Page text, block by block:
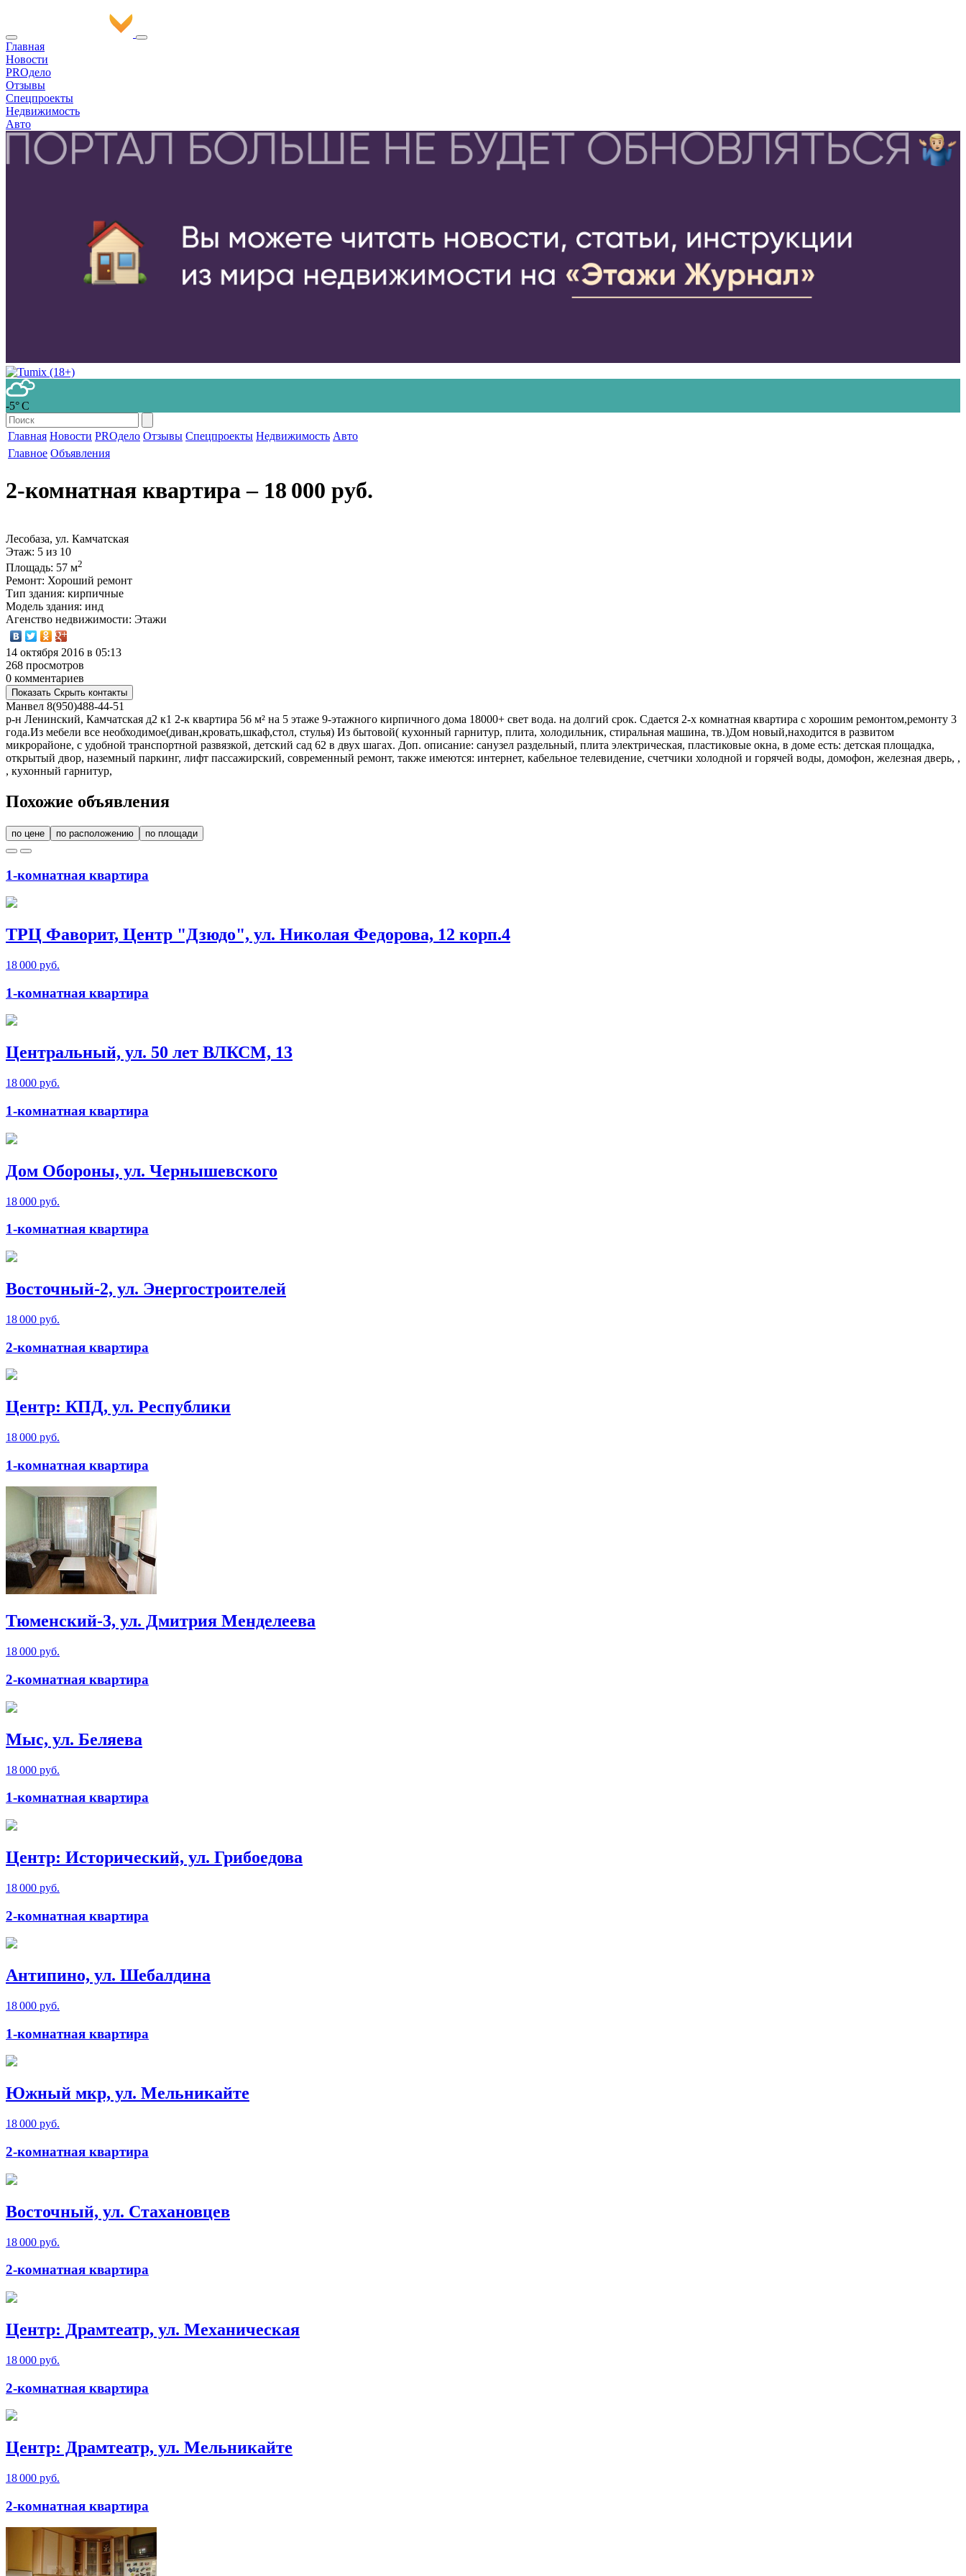
Главная
Новости
PROдело
Отзывы
Спецпроекты
Недвижимость
Авто
-5° С
Главная Новости PROдело Отзывы Спецпроекты Недвижимость Авто
Главное Объявления
2-комнатная квартира‒ 18 000 руб.
Лесобаза, ул. Камчатская
Этаж: 5 из 10
Площадь: 57 м2
Ремонт: Хороший ремонт
Тип здания: кирпичные
Модель здания: инд
Агенство недвижимости: Этажи
14 октября 2016 в 05:13
268 просмотров
0 комментариев
Показать Скрыть контакты
Манвел 8(950)488-44-51
р-н Ленинский, Камчатская д2 к1 2-к квартира 56 м² на 5 этаже 9-этажного кирпичного дома 18000+ свет вода. на долгий срок. Сдается 2-х комнатная квартира с хорошим ремонтом,ремонту 3
года.Из мебели все необходимое(диван,кровать,шкаф,стол, стулья) Из бытовой( кухонный гарнитур, плита, холодильник, стиральная машина, тв.)Дом новый,находится в развитом
микрорайоне, с удобной транспортной развязкой, детский сад 62 в двух шагах. Доп. описание: санузел раздельный, плита электрическая, пластиковые окна, в доме есть: детская площадка,
открытый двор, наземный паркинг, лифт пассажирский, современный ремонт, также имеются: интернет, кабельное телевидение, счетчики холодной и горячей воды, домофон, железная дверь, ,
, кухонный гарнитур,
Похожие объявления
по цене по расположению по площади
1-комнатная квартира
ТРЦ Фаворит, Центр "Дзюдо", ул. Николая Федорова, 12 корп.4
18 000 руб.
1-комнатная квартира
Центральный, ул. 50 лет ВЛКСМ, 13
18 000 руб.
1-комнатная квартира
Дом Обороны, ул. Чернышевского
18 000 руб.
1-комнатная квартира
Восточный-2, ул. Энергостроителей
18 000 руб.
2-комнатная квартира
Центр: КПД, ул. Республики
18 000 руб.
1-комнатная квартира
Тюменский-3, ул. Дмитрия Менделеева
18 000 руб.
2-комнатная квартира
Мыс, ул. Беляева
18 000 руб.
1-комнатная квартира
Центр: Исторический, ул. Грибоедова
18 000 руб.
2-комнатная квартира
Антипино, ул. Шебалдина
18 000 руб.
1-комнатная квартира
Южный мкр, ул. Мельникайте
18 000 руб.
2-комнатная квартира
Восточный, ул. Стахановцев
18 000 руб.
2-комнатная квартира
Центр: Драмтеатр, ул. Механическая
18 000 руб.
2-комнатная квартира
Центр: Драмтеатр, ул. Мельникайте
18 000 руб.
2-комнатная квартира